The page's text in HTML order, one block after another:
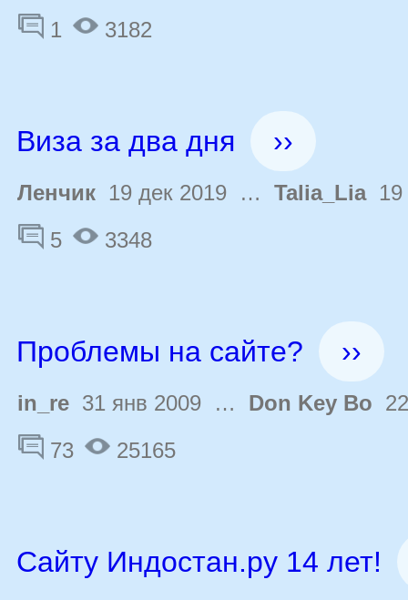
1
3182
Виза за два дня ››
Ленчик 19 дек 2019 … Talia_Lia19
5
3348
Проблемы на сайте? ››
in_re 31 янв 2009 … Don Key Bo
73
25165
Сайту Индостан.ру 14 лет!